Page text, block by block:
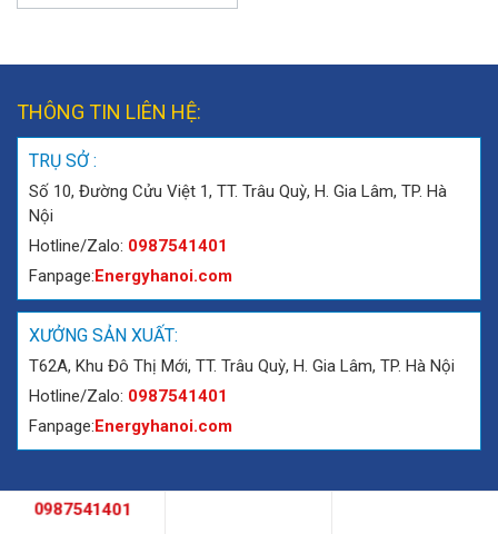
THÔNG TIN LIÊN HỆ:
TRỤ SỞ :
Số 10, Đường Cửu Việt 1, TT. Trâu Quỳ, H. Gia Lâm, TP. Hà
Nội
Hotline/Zalo: 0987541401
Fanpage:Energyhanoi.com
XƯỞNG SẢN XUẤT:
T62A, Khu Đô Thị Mới, TT. Trâu Quỳ, H. Gia Lâm, TP. Hà Nội
Hotline/Zalo: 0987541401
Fanpage:Energyhanoi.com
0987541401